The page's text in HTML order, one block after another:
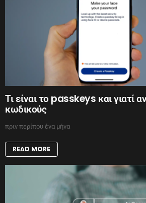
Τι είναι το passkeys και γιατί
κωδικούς
πριν περίπου ένα μήνα
READ MORE